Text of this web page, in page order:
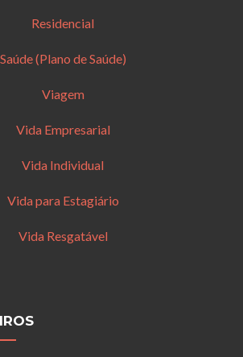
Residencial
Saúde (Plano de Saúde)
Viagem
Vida Empresarial
Vida Individual
Vida para Estagiário
Vida Resgatável